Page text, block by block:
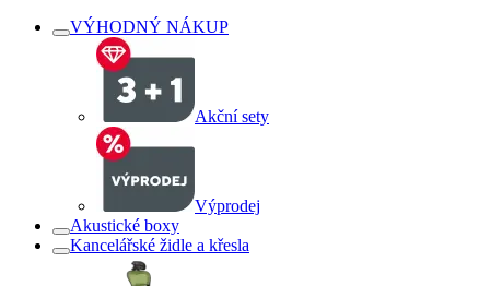
VÝHODNÝ NÁKUP
Akční sety
Výprodej
Akustické boxy
Kancelářské židle a křesla